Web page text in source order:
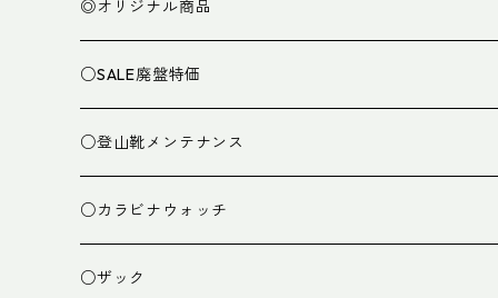
◎オリジナル商品
○SALE廃盤特価
○登山靴メンテナンス
○カラビナウォッチ
○ザック